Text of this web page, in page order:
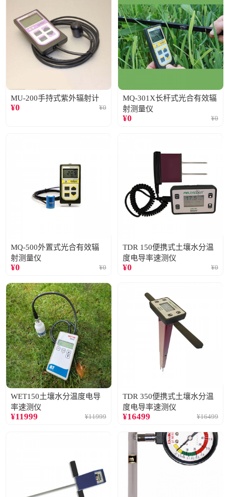
MU-200手持式紫外辐射计
¥0 ¥0
MQ-301X长杆式光合有效辐
射测量仪
¥0 ¥0
MQ-500外置式光合有效辐
射测量仪
¥0 ¥0
TDR 150便携式土壤水分温
度电导率速测仪
¥0 ¥0
WET150土壤水分温度电导
率速测仪
¥11999 ¥11999
TDR 350便携式土壤水分温
度电导率速测仪
¥16499 ¥16499